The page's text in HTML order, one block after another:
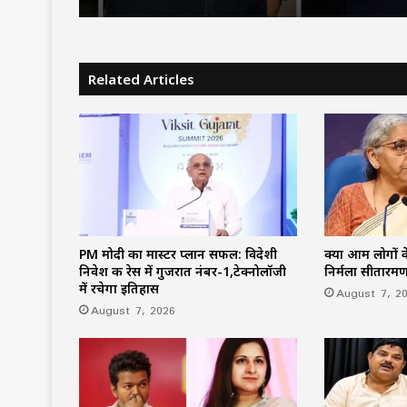
उठाई?
Related Articles
PM मोदी का मास्टर प्लान सफल: विदेशी
निवेश की रेस में गुजरात नंबर-1,टेक्नोलॉजी
में रचेगा इतिहास
August 7, 2026
क्या आम लोगों के
निर्मला
August 7,